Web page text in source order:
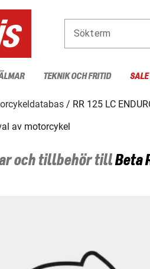
Sökterm
TEKNIK OCH FRITID
RR 125 LC
av motorcykel
och tillbehör tillBeta